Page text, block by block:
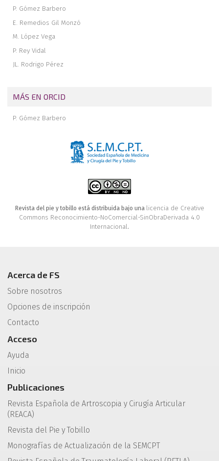
P. Gómez Barbero
E. Remedios Gil Monzó
M. López Vega
P. Rey Vidal
JL. Rodrigo Pérez
MÁS EN ORCID
P. Gómez Barbero
Revista del pie y tobillo está distribuida bajo una licencia de Creative
Commons Reconocimiento-NoComercial-SinObraDerivada 4.0
Internacional.
Acerca de FS
Sobre nosotros
Opciones de inscripción
Contacto
Acceso
Ayuda
Inicio
Publicaciones
Revista Española de Artroscopia y Cirugía Articular
(REACA)
Revista del Pie y Tobillo
Monografías de Actualización de la SEMCPT